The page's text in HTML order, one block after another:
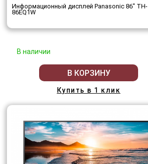
Информационный дисплей Panasonic 86" TH-
86EQ1W
В наличии
В КОРЗИНУ
Купить в 1 клик